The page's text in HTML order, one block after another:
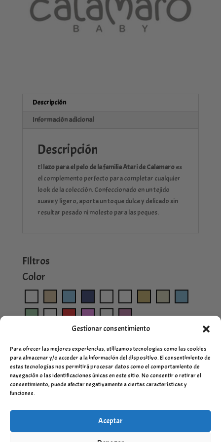
Gestionar consentimiento
Para ofrecer las mejores experiencias, utilizamos tecnologías como las cookies
para almacenar y/o acceder a la información del dispositivo. El consentimiento de
estas tecnologías nos permitirá procesar datos como el comportamiento de
navegación o las identificaciones únicas en este sitio. No consentir o retirar el
consentimiento, puede afectar negativamente a ciertas características y
funciones.
Aceptar
Descripción
Información adicional
Descripción
El lazo para el pelo de la familia Atari de Calamaroes
el complemento perfecto para completar cualquier
look de la colección. Confeccionado en un tejido
suave y ligero, aporta un toque dulce y delicado sin
resultar pesado ni molesto para las peques.
FIltros
Color